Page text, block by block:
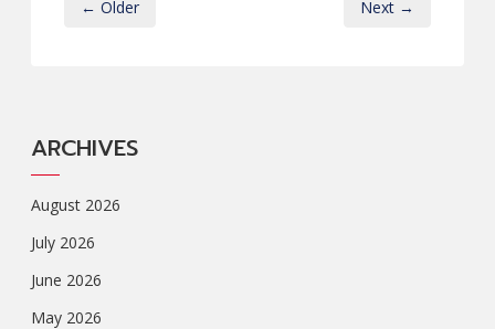
← Older Next →
ARCHIVES
August 2026
July 2026
June 2026
May 2026